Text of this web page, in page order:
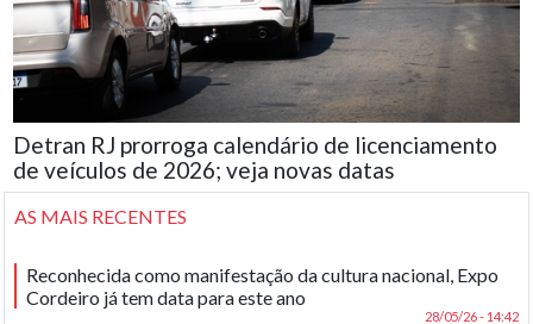
Detran RJ prorroga calendário de licenciamento
de veículos de 2026; veja novas datas
AS MAIS RECENTES
Reconhecida como manifestação da cultura nacional, Expo
Cordeiro já tem data para este ano
28/05/26 - 14:42